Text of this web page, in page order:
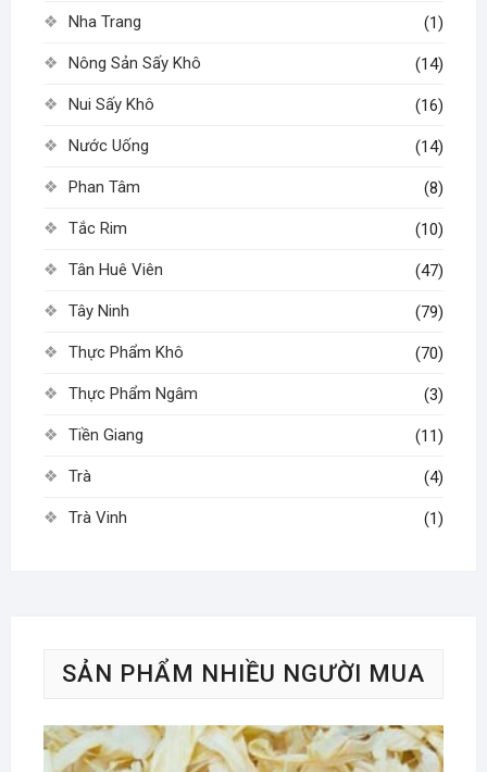
Nha Trang (1)
Nông Sản Sấy Khô (14)
Nui Sấy Khô (16)
Nước Uống (14)
Phan Tâm (8)
Tắc Rim (10)
Tân Huê Viên (47)
Tây Ninh (79)
Thực Phẩm Khô (70)
Thực Phẩm Ngâm (3)
Tiền Giang (11)
Trà (4)
Trà Vinh (1)
SẢN PHẨM NHIỀU NGƯỜI MUA